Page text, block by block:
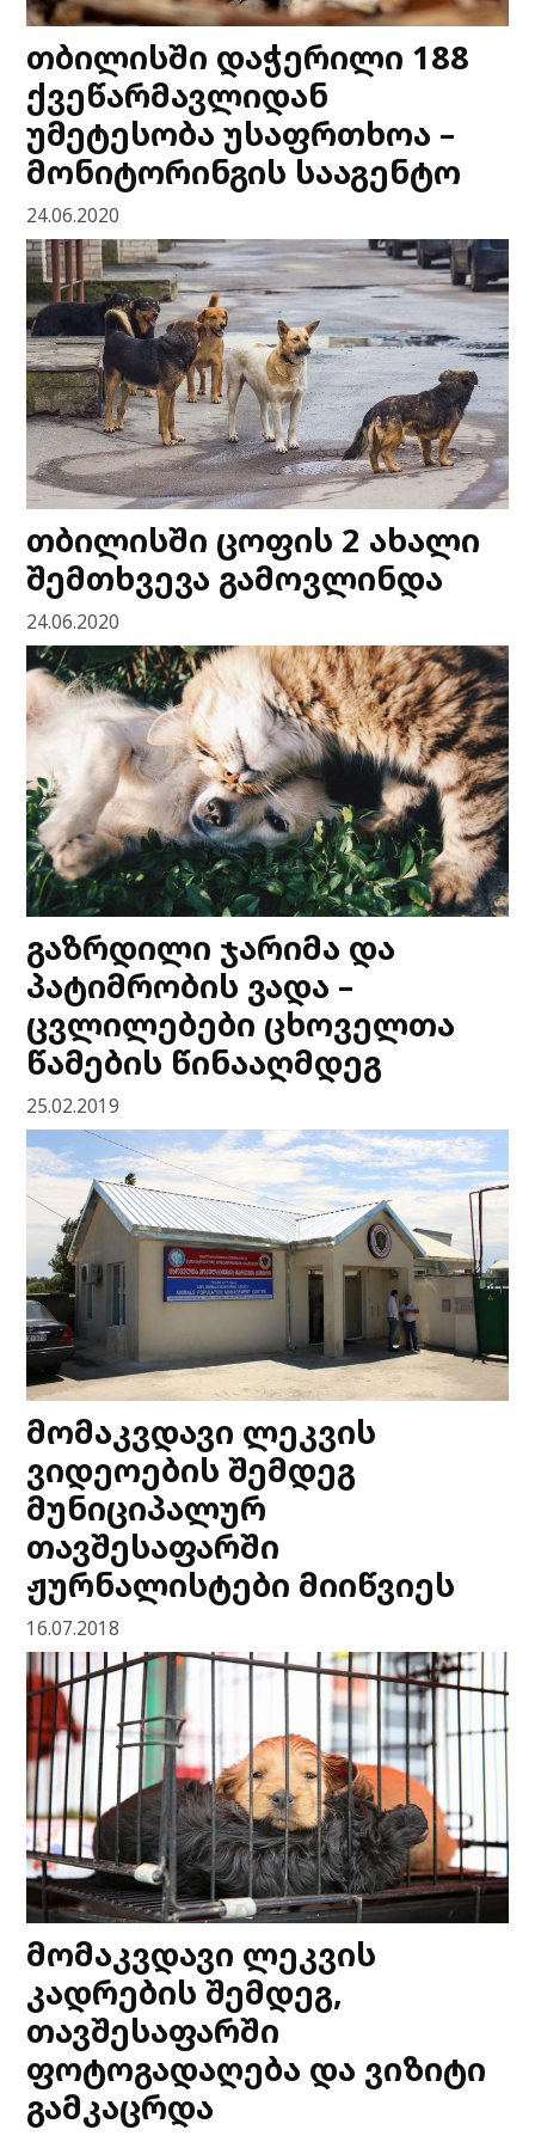
თბილისში დაჭერილი 188
ქვეწარმავლიდან
უმეტესობა უსაფრთხოა –
მონიტორინგის სააგენტო
24.06.2020
თბილისში ცოფის 2 ახალი
შემთხვევა გამოვლინდა
24.06.2020
გაზრდილი ჯარიმა და
პატიმრობის ვადა –
ცვლილებები ცხოველთა
წამების წინააღმდეგ
25.02.2019
მომაკვდავი ლეკვის
ვიდეოების შემდეგ
მუნიციპალურ
თავშესაფარში
ჟურნალისტები მიიწვიეს
16.07.2018
მომაკვდავი ლეკვის
კადრების შემდეგ,
თავშესაფარში
ფოტოგადაღება და ვიზიტი
გამკაცრდა